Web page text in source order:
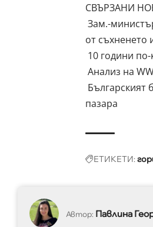
СВЪРЗАНИ
Зам.-
от съхненето
10 години
Анализ на
Българският
пазара
ЕТИКЕТИ:
Автор: Павлина